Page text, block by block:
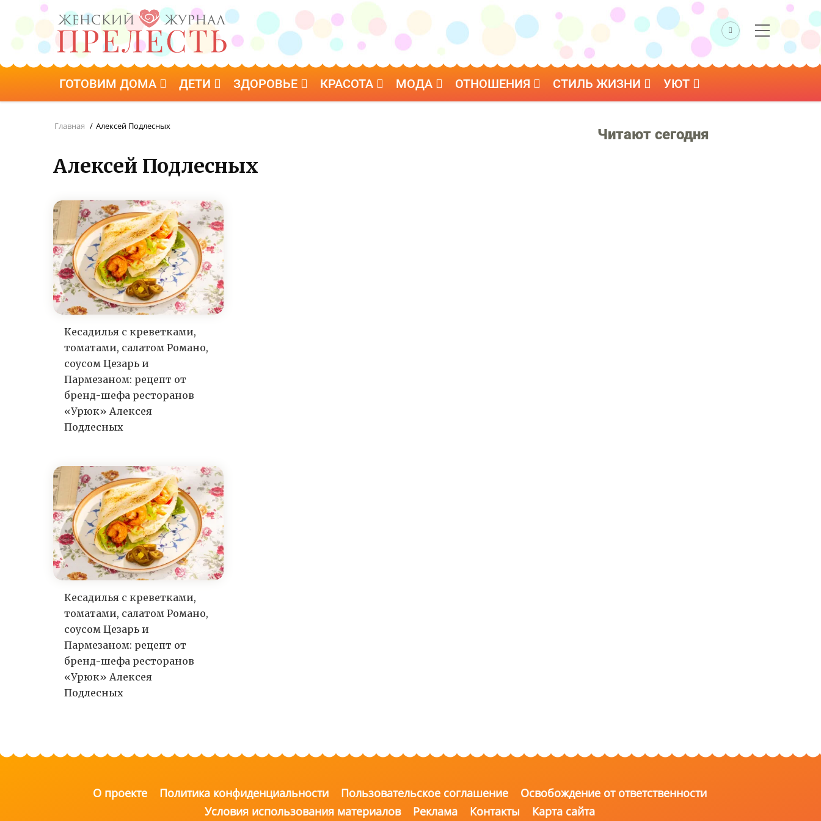
ГОТОВИМ ДОМА ДЕТИ ЗДОРОВЬЕ КРАСОТА МОДА ОТНОШЕНИЯ СТИЛЬ ЖИЗНИ УЮТ
Главная / Алексей Подлесных
Алексей Подлесных
Кесадилья с креветками,
томатами, салатом Романо,
соусом Цезарь и
Пармезаном: рецепт от
бренд-шефа ресторанов
«Урюк» Алексея
Подлесных
Кесадилья с креветками,
томатами, салатом Романо,
соусом Цезарь и
Пармезаном: рецепт от
бренд-шефа ресторанов
«Урюк» Алексея
Подлесных
Читают сегодня
О проекте Политика конфиденциальности Пользовательское соглашение
Освобождение от ответственности
Условия использования материалов
Реклама Контакты Карта сайта